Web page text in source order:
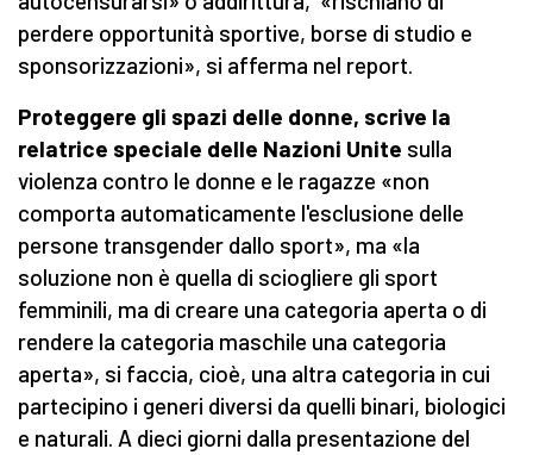
perdere opportunità sportive, borse di studio e
sponsorizzazioni», si afferma nel report.
Proteggere gli spazi delle donne, scrive la
relatrice speciale delle Nazioni Unite sulla
violenza contro le donne e le ragazze «non
comporta automaticamente l'esclusione delle
persone transgender dallo sport», ma «la
soluzione non è quella di sciogliere gli sport
femminili, ma di creare una categoria aperta o di
rendere la categoria maschile una categoria
aperta», si faccia, cioè, una altra categoria in cui
partecipino i generi diversi da quelli binari, biologici
e naturali. A dieci giorni dalla presentazione del